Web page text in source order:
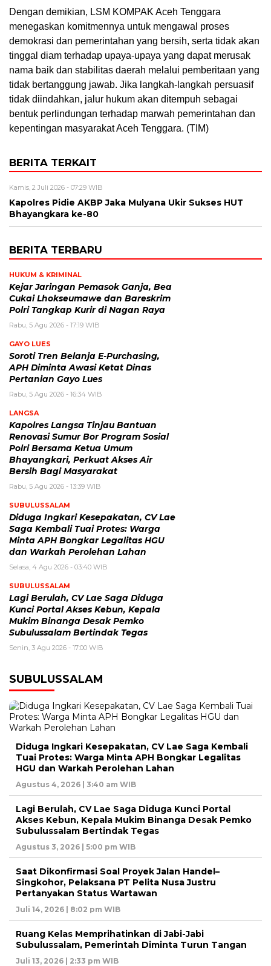
Dengan demikian, LSM KOMPAK Aceh Tenggara
menegaskan komitmennya untuk mengawal proses
demokrasi dan pemerintahan yang bersih, serta tidak akan
tinggal diam terhadap upaya-upaya yang dapat merusak
nama baik dan stabilitas daerah melalui pemberitaan yang
tidak bertanggung jawab. Jika langkah-langkah persuasif
tidak diindahkan, jalur hukum akan ditempuh sebagai
bentuk perlindungan terhadap marwah pemerintahan dan
kepentingan masyarakat Aceh Tenggara. (TIM)
BERITA TERKAIT
Kamis, 2 Juli 2026 - 07:29 WIB
Kapolres Pidie AKBP Jaka Mulyana Ukir Sukses HUT
Bhayangkara ke-80
BERITA TERBARU
HUKUM & KRIMINAL
Kejar Jaringan Pemasok Ganja, Bea
Cukai Lhokseumawe dan Bareskrim
Polri Tangkap Kurir di Nagan Raya
Rabu, 5 Agu 2026 - 17:19 WIB
GAYO LUES
Soroti Tren Belanja E-Purchasing,
APH Diminta Awasi Ketat Dinas
Pertanian Gayo Lues
Rabu, 5 Agu 2026 - 16:34 WIB
LANGSA
Kapolres Langsa Tinjau Bantuan
Renovasi Sumur Bor Program Sosial
Polri Bersama Ketua Umum
Bhayangkari, Perkuat Akses Air
Bersih Bagi Masyarakat
Rabu, 5 Agu 2026 - 13:39 WIB
SUBULUSSALAM
Diduga Ingkari Kesepakatan, CV Lae
Saga Kembali Tuai Protes: Warga
Minta APH Bongkar Legalitas HGU
dan Warkah Perolehan Lahan
Selasa, 4 Agu 2026 - 03:40 WIB
SUBULUSSALAM
Lagi Berulah, CV Lae Saga Diduga
Kunci Portal Akses Kebun, Kepala
Mukim Binanga Desak Pemko
Subulussalam Bertindak Tegas
Senin, 3 Agu 2026 - 17:00 WIB
SUBULUSSALAM
Diduga Ingkari Kesepakatan, CV Lae Saga Kembali
Tuai Protes: Warga Minta APH Bongkar Legalitas
HGU dan Warkah Perolehan Lahan
Agustus 4, 2026 | 3:40 am WIB
Lagi Berulah, CV Lae Saga Diduga Kunci Portal
Akses Kebun, Kepala Mukim Binanga Desak Pemko
Subulussalam Bertindak Tegas
Agustus 3, 2026 | 5:00 pm WIB
Saat Dikonfirmasi Soal Proyek Jalan Handel–
Singkohor, Pelaksana PT Pelita Nusa Justru
Pertanyakan Status Wartawan
Juli 14, 2026 | 8:02 pm WIB
Ruang Kelas Memprihatinkan di Jabi-Jabi
Subulussalam, Pemerintah Diminta Turun Tangan
Juli 13, 2026 | 2:33 pm WIB